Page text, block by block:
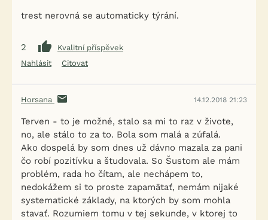
trest nerovná se automaticky týrání.
2
Kvalitní příspěvek
Nahlásit
Citovat
Horsana 14.12.2018 21:23
Terven - to je možné, stalo sa mi to raz v živote,
no, ale stálo to za to. Bola som malá a zúfalá.
Ako dospelá by som dnes už dávno mazala za pani
čo robí pozitívku a študovala. So Šustom ale mám
problém, rada ho čítam, ale nechápem to,
nedokážem si to proste zapamätať, nemám nijaké
systematické základy, na ktorých by som mohla
stavať. Rozumiem tomu v tej sekunde, v ktorej to